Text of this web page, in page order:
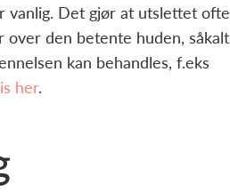
vanlig. Det gjør at utslettet ofte
over den betente huden, såkalt
kan behandles, f.eks
her.